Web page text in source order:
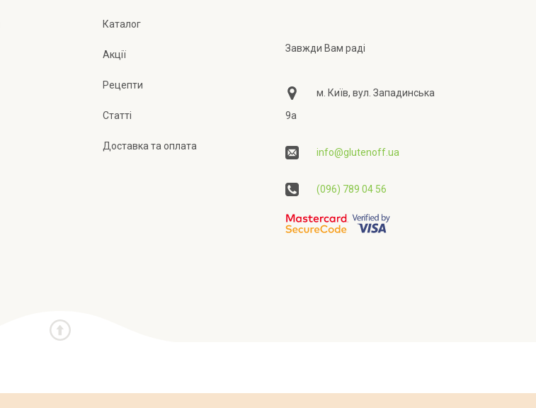
Каталог
Акції
Рецепти
Статті
Доставка та оплата
Завжди Вам раді
м. Київ, вул. Западинська
9а
info@glutenoff.ua
(096) 789 04 56